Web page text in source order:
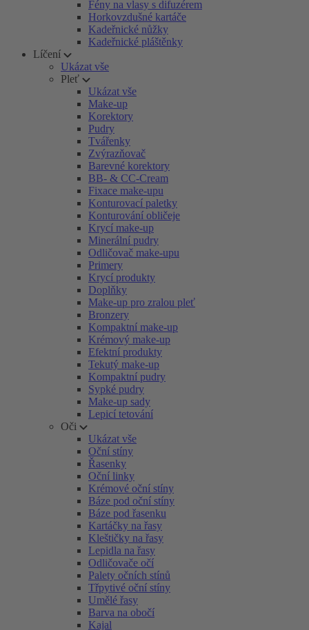
Fény na vlasy s difuzérem
Horkovzdušné kartáče
Kadeřnické nůžky
Kadeřnické pláštěnky
Líčení
Ukázat vše
Pleť
Ukázat vše
Make-up
Korektory
Pudry
Tvářenky
Zvýrazňovač
Barevné korektory
BB- & CC-Cream
Fixace make-upu
Konturovací paletky
Konturování obličeje
Krycí make-up
Minerální pudry
Odličovač make-upu
Primery
Krycí produkty
Doplňky
Make-up pro zralou pleť
Bronzery
Kompaktní make-up
Krémový make-up
Efektní produkty
Tekutý make-up
Kompaktní pudry
Sypké pudry
Make-up sady
Lepicí tetování
Oči
Ukázat vše
Oční stíny
Řasenky
Oční linky
Krémové oční stíny
Báze pod oční stíny
Báze pod řasenku
Kartáčky na řasy
Kleštičky na řasy
Lepidla na řasy
Odličovače očí
Palety očních stínů
Třpytivé oční stíny
Umělé řasy
Barva na obočí
Kajal